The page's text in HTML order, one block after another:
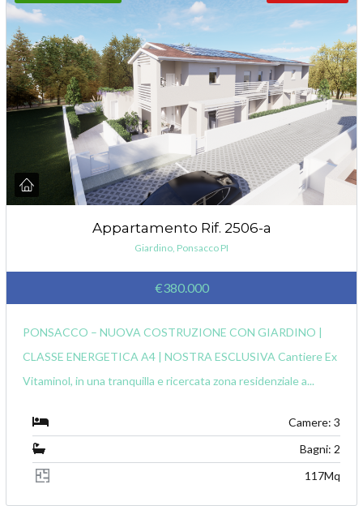
Appartamento Rif. 2506-a
Giardino, Ponsacco PI
€380.000
PONSACCO – NUOVA COSTRUZIONE CON GIARDINO |
CLASSE ENERGETICA A4 | NOSTRA ESCLUSIVA Cantiere Ex
Vitaminol, in una tranquilla e ricercata zona residenziale a...
Camere: 3
Bagni: 2
117Mq